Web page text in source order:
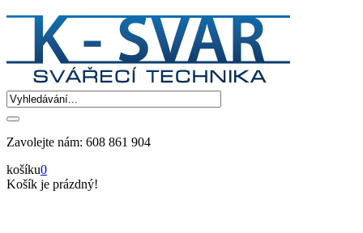
Zavolejte nám: 608 861 904
košíku0
Košík je prázdný!